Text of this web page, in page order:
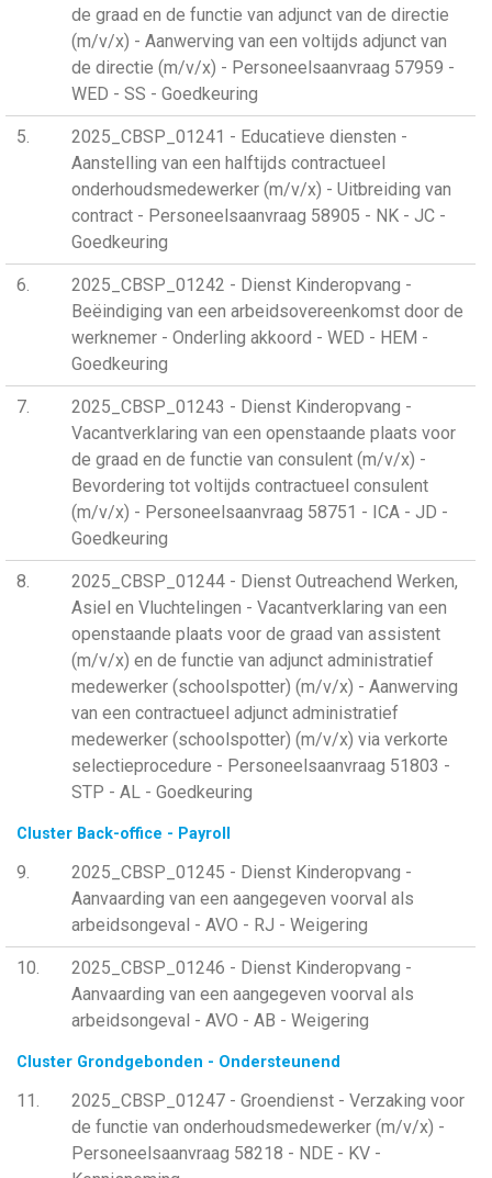
de graad en de functie van adjunct van de directie
(m/v/x) - Aanwerving van een voltijds adjunct van
de directie (m/v/x) - Personeelsaanvraag 57959 -
WED - SS - Goedkeuring
5
2025_CBSP_01241 - Educatieve diensten -
Aanstelling van een halftijds contractueel
onderhoudsmedewerker (m/v/x) - Uitbreiding van
contract - Personeelsaanvraag 58905 - NK - JC -
Goedkeuring
6
2025_CBSP_01242 - Dienst Kinderopvang -
Beëindiging van een arbeidsovereenkomst door de
werknemer - Onderling akkoord - WED - HEM -
Goedkeuring
7
2025_CBSP_01243 - Dienst Kinderopvang -
Vacantverklaring van een openstaande plaats voor
de graad en de functie van consulent (m/v/x) -
Bevordering tot voltijds contractueel consulent
(m/v/x) - Personeelsaanvraag 58751 - ICA - JD -
Goedkeuring
8
2025_CBSP_01244 - Dienst Outreachend Werken,
Asiel en Vluchtelingen - Vacantverklaring van een
openstaande plaats voor de graad van assistent
(m/v/x) en de functie van adjunct administratief
medewerker (schoolspotter) (m/v/x) - Aanwerving
van een contractueel adjunct administratief
medewerker (schoolspotter) (m/v/x) via verkorte
selectieprocedure - Personeelsaanvraag 51803 -
STP - AL - Goedkeuring
Cluster Back-office - Payroll
9
2025_CBSP_01245 - Dienst Kinderopvang -
Aanvaarding van een aangegeven voorval als
arbeidsongeval - AVO - RJ - Weigering
10
2025_CBSP_01246 - Dienst Kinderopvang -
Aanvaarding van een aangegeven voorval als
arbeidsongeval - AVO - AB - Weigering
Cluster Grondgebonden - Ondersteunend
11
2025_CBSP_01247 - Groendienst - Verzaking voor
de functie van onderhoudsmedewerker (m/v/x) -
Personeelsaanvraag 58218 - NDE - KV -